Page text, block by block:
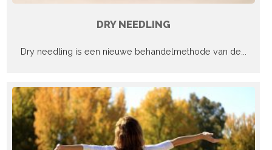
DRY NEEDLING
Dry needling is een nieuwe behandelmethode van de...